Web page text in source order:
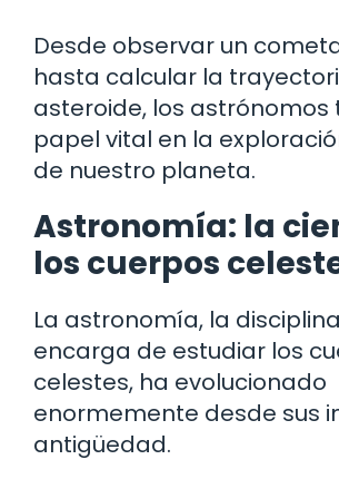
Desde observar un
hasta calcular la
asteroide, los astrónomos
papel vital en la
de nuestro planeta.
Astronomía: la
los cuerpos
La astronomía, la
encarga de estudiar los
celestes, ha evolucionado
enormemente desde sus
antigüedad.